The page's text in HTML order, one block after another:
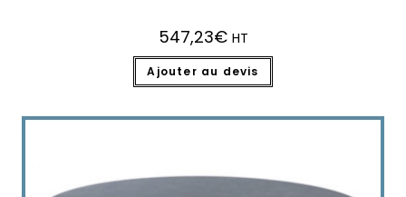
547,23€ HT
Ajouter au devis